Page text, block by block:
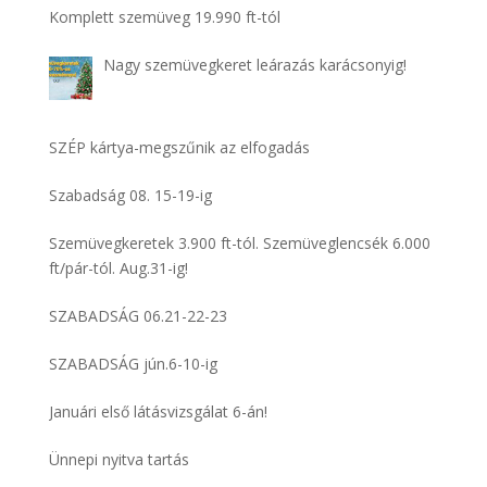
Komplett szemüveg 19.990 ft-tól
Nagy szemüvegkeret leárazás karácsonyig!
SZÉP kártya-megszűnik az elfogadás
Szabadság 08. 15-19-ig
Szemüvegkeretek 3.900 ft-tól. Szemüveglencsék 6.000
ft/pár-tól. Aug.31-ig!
SZABADSÁG 06.21-22-23
SZABADSÁG jún.6-10-ig
Januári első látásvizsgálat 6-án!
Ünnepi nyitva tartás